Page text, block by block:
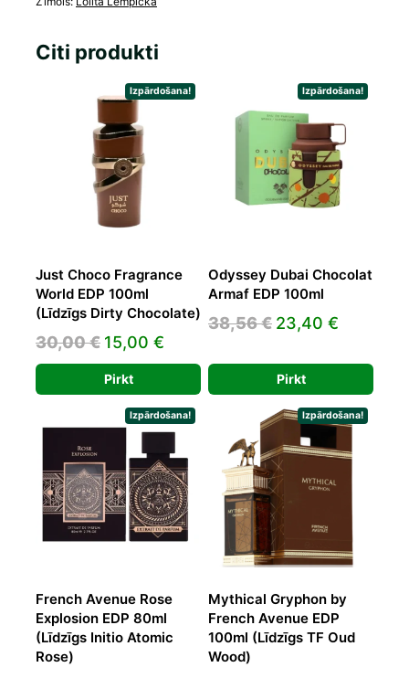
Citi produkti
Izpārdošana!
Just Choco Fragrance
World EDP 100ml
(Līdzīgs Dirty Chocolate)
30,00€ Original
price
was:
30,00 €.
15,00 €
price
is:
15,00 €.
Pirkt
Izpārdošana!
Odyssey Dubai Chocolat
Armaf EDP 100ml
38,56€ Original
was:
38,56 €.
23,40 €
23,40 €.
Pirkt
Izpārdošana!
French Avenue Rose
Explosion EDP 80ml
(Līdzīgs Initio Atomic
Rose)
Izpārdošana!
Mythical Gryphon by
French Avenue EDP
100ml (Līdzīgs TF Oud
Wood)